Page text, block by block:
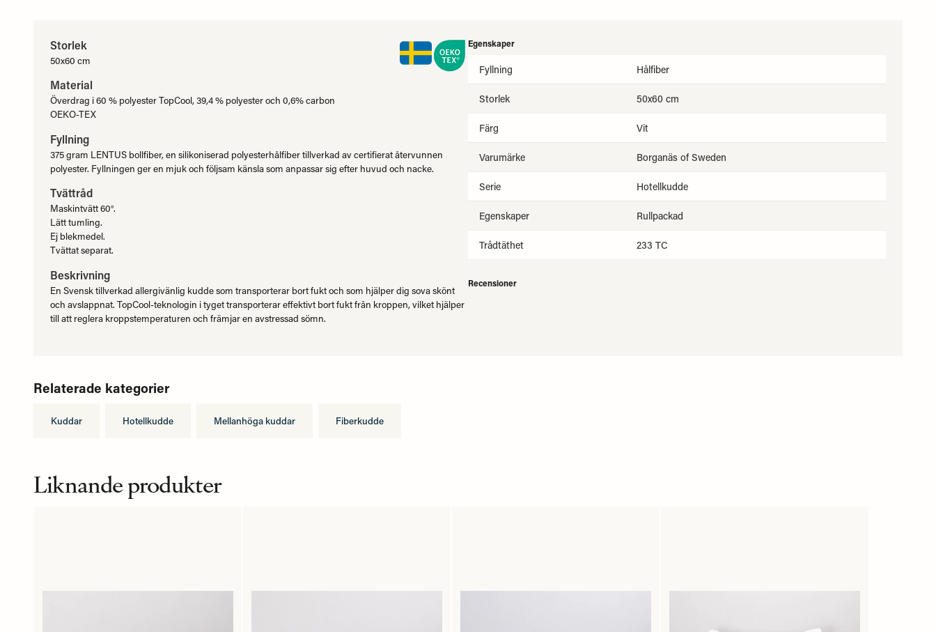
Storlek
50x60 cm
Material
Överdrag i 60 % polyester TopCool, 39,4 % polyester och 0,6% carbon
OEKO-TEX
Fyllning
375 gram LENTUS bollfiber, en silikoniserad polyesterhålfiber tillverkad av certifierat återvunnen
polyester. Fyllningen ger en mjuk och följsam känsla som anpassar sig efter huvud och nacke.
Tvättråd
Maskintvätt 60°.
Lätt tumling.
Ej blekmedel.
Tvättat separat.
Beskrivning
En Svensk tillverkad allergivänlig kudde som transporterar bort fukt och som hjälper dig sova skönt
och avslappnat. TopCool-teknologin i tyget transporterar effektivt bort fukt från kroppen, vilket hjälper
till att reglera kroppstemperaturen och främjar en avstressad sömn.
Egenskaper
Fyllning Hålfiber
Storlek 50x60 cm
Färg Vit
Varumärke Borganäs of Sweden
Serie Hotellkudde
Egenskaper Rullpackad
Trådtäthet 233 TC
Recensioner
Relaterade kategorier
Kuddar Hotellkudde Mellanhöga kuddar Fiberkudde
Liknande produkter